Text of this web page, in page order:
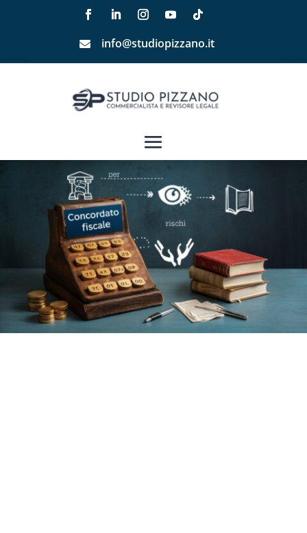
 info@studiopizzano.it